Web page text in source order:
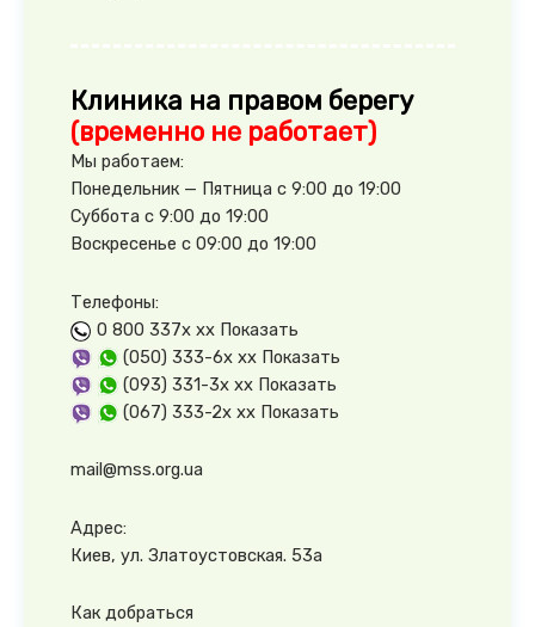
Клиника на правом берегу
(временно не работает)
Мы работаем:
Понедельник — Пятница с 9:00 до 19:00
Суббота с 9:00 до 19:00
Воскресенье с 09:00 до 19:00
Телефоны:
0 800 337x xx Показать
(050) 333-6x xx Показать
(093) 331-3x xx Показать
(067) 333-2x xx Показать
mail@mss.org.ua
Адрес:
Киев, ул. Златоустовская. 53а
Как добраться